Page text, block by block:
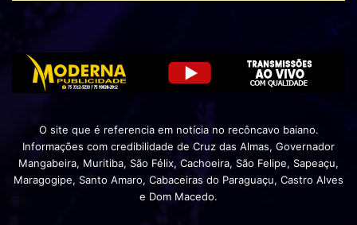
O site que é referencia em notícia no recôncavo baiano.
Informações com credibilidade de Cruz das Almas, Governador
Mangabeira, Muritiba, São Félix, Cachoeira, São Felipe, Sapeaçu,
Maragogipe, Santo Amaro, Cabaceiras do Paraguaçu, Castro Alves
e Dom Macedo.